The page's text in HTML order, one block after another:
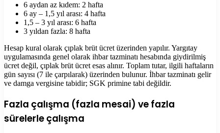
6 aydan az kıdem: 2 hafta
6 ay – 1,5 yıl arası: 4 hafta
1,5 – 3 yıl arası: 6 hafta
3 yıldan fazla: 8 hafta
Hesap kural olarak çıplak brüt ücret üzerinden yapılır. Yargıtay
uygulamasında genel olarak ihbar tazminatı hesabında giydirilmiş
ücret değil, çıplak brüt ücret esas alınır. Toplam tutar, ilgili haftaların
gün sayısı (7 ile çarpılarak) üzerinden bulunur. İhbar tazminatı gelir
ve damga vergisine tabidir; SGK primine tabi değildir.
Fazla çalışma (fazla mesai) ve fazla
sürelerle çalışma